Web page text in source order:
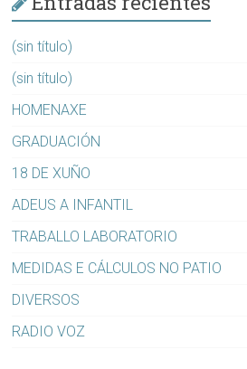
(sin título)
(sin título)
HOMENAXE
GRADUACIÓN
18 DE XUÑO
ADEUS A INFANTIL
TRABALLO LABORATORIO
MEDIDAS E CÁLCULOS NO PATIO
DIVERSOS
RADIO VOZ